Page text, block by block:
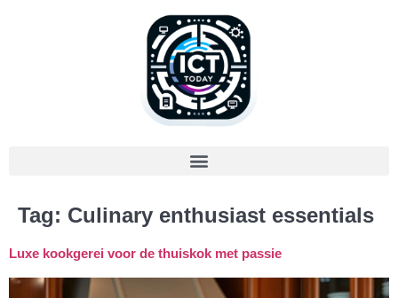
Tag: Culinary enthusiast essentials
Luxe kookgerei voor de thuiskok met passie